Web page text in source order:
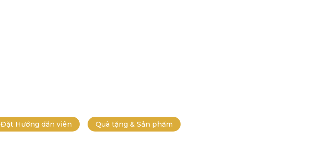
Đặt Hướng dẫn viên Quà tặng & Sản phẩm